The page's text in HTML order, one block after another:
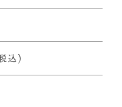
込)